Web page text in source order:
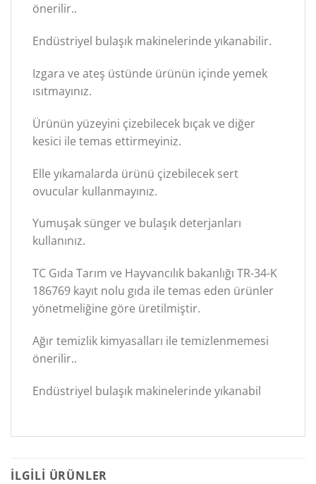
önerilir..
Endüstriyel bulaşık makinelerinde yıkanabilir.
Izgara ve ateş üstünde ürünün içinde yemek
ısıtmayınız.
Ürünün yüzeyini çizebilecek bıçak ve diğer
kesici ile temas ettirmeyiniz.
Elle yıkamalarda ürünü çizebilecek sert
ovucular kullanmayınız.
Yumuşak sünger ve bulaşık deterjanları
kullanınız.
TC Gıda Tarım ve Hayvancılık bakanlığı TR-34-K
186769 kayıt nolu gıda ile temas eden ürünler
yönetmeliğine göre üretilmiştir.
Ağır temizlik kimyasalları ile temizlenmemesi
önerilir..
Endüstriyel bulaşık makinelerinde yıkanabil
İLGILI ÜRÜNLER